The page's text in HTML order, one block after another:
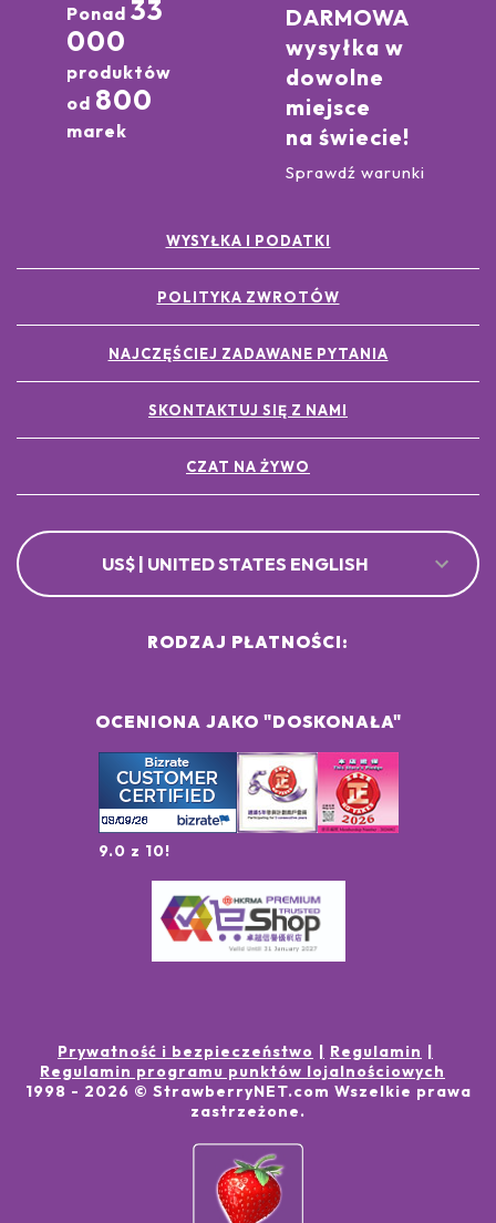
Ponad 33
000
produktów
od 800
marek
DARMOWA
wysyłka w
dowolne
miejsce
na świecie!
Sprawdź warunki
WYSYŁKA I PODATKI
POLITYKA ZWROTÓW
NAJCZĘŚCIEJ ZADAWANE PYTANIA
SKONTAKTUJ SIĘ Z NAMI
CZAT NA ŻYWO
US$ | UNITED STATES ENGLISH
OCENIONA JAKO "DOSKONAŁA"
9.0 z 10!
RODZAJ PŁATNOŚCI:
Prywatność i bezpieczeństwo
Regulamin
Regulamin programu punktów lojalnościowych
1998 - 2026 © StrawberryNET.com Wszelkie prawa
zastrzeżone.